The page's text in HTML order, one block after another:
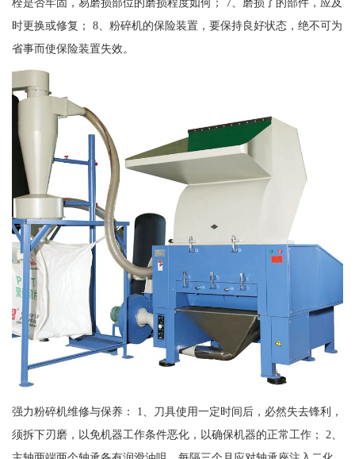
时更换或修复； 8、粉碎机的保险装置，要保持良好状态，绝不可为
省事而使保险装置失效。
强力粉碎机维修与保养： 1、刀具使用一定时间后，必然失去锋利，
须拆下刃磨，以免机器工作条件恶化，以确保机器的正常工作； 2、